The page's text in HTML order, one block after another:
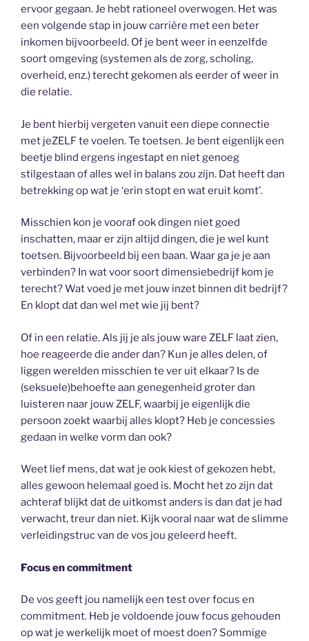
ervoor gegaan. Je hebt rationeel overwogen. Het was
een volgende stap in jouw carrière met een beter
inkomen bijvoorbeeld. Of je bent weer in eenzelfde
soort omgeving (systemen als de zorg, scholing,
overheid, enz.) terecht gekomen als eerder of weer in
die relatie.
Je bent hierbij vergeten vanuit een diepe connectie
met jeZELF te voelen. Te toetsen. Je bent eigenlijk een
beetje blind ergens ingestapt en niet genoeg
stilgestaan of alles wel in balans zou zijn. Dat heeft dan
betrekking op wat je ‘erin stopt en wat eruit komt’.
Misschien kon je vooraf ook dingen niet goed
inschatten, maar er zijn altijd dingen, die je wel kunt
toetsen. Bijvoorbeeld bij een baan. Waar ga je je aan
verbinden? In wat voor soort dimensiebedrijf kom je
terecht? Wat voed je met jouw inzet binnen dit bedrijf?
En klopt dat dan wel met wie jij bent?
Of in een relatie. Als jij je als jouw ware ZELF laat zien,
hoe reageerde die ander dan? Kun je alles delen, of
liggen werelden misschien te ver uit elkaar? Is de
(seksuele)behoefte aan genegenheid groter dan
luisteren naar jouw ZELF, waarbij je eigenlijk die
persoon zoekt waarbij alles klopt? Heb je concessies
gedaan in welke vorm dan ook?
Weet lief mens, dat wat je ook kiest of gekozen hebt,
alles gewoon helemaal goed is. Mocht het zo zijn dat
achteraf blijkt dat de uitkomst anders is dan dat je had
verwacht, treur dan niet. Kijk vooral naar wat de slimme
verleidingstruc van de vos jou geleerd heeft.
Focus en commitment
De vos geeft jou namelijk een test over focus en
commitment. Heb je voldoende jouw focus gehouden
op wat je werkelijk moet of moest doen? Sommige